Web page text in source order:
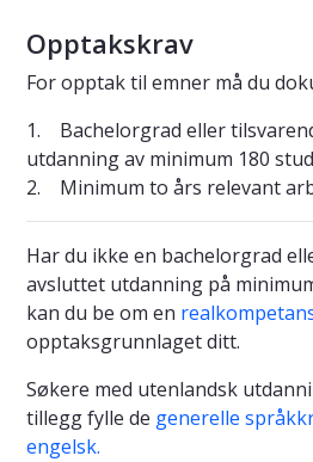
Opptakskrav
For opptak til emner må du
1. Bachelorgrad eller
utdanning av minimum 180
2. Minimum to års relevant
Har du ikke en bachelorgrad
avsluttet utdanning på
kan du be om en
opptaksgrunnlaget ditt.
Søkere med utenlandsk
tillegg fylle de generelle
engelsk.